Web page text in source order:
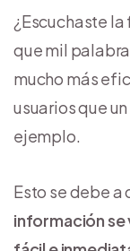
¿Escuchaste
que mil
mucho más
usuarios que
ejemplo.
Esto se debe a
información se